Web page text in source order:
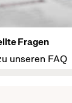
Fragen
unseren FAQ